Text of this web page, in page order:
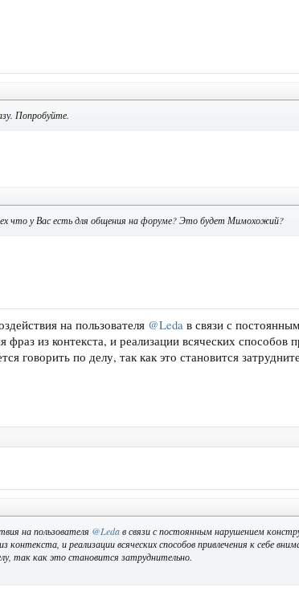
Попробуйте.
что у Вас есть для общения на форуме? Это будет Мимохожий?
на пользователя @Leda в связи с
фраз из контекста, и реализации всяческих
говорить по делу, так как это становится
на пользователя @Ledaв связи с постоянным нарушением
контекста, и реализации всяческих способов привлечения к себе
так как это становится затруднительно.